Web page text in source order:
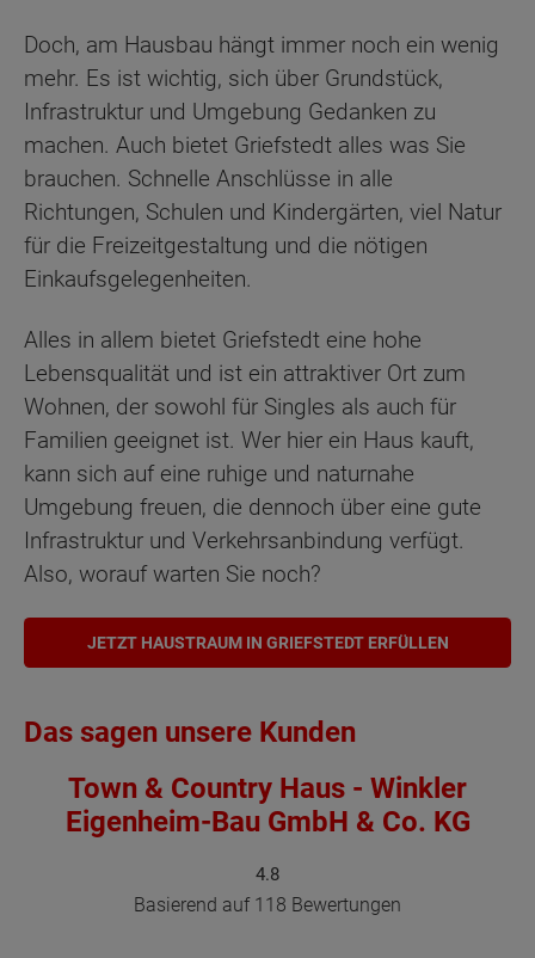
Doch, am Hausbau hängt immer noch ein wenig
mehr. Es ist wichtig, sich über Grundstück,
Infrastruktur und Umgebung Gedanken zu
machen. Auch bietet Griefstedt alles was Sie
brauchen. Schnelle Anschlüsse in alle
Richtungen, Schulen und Kindergärten, viel Natur
für die Freizeitgestaltung und die nötigen
Einkaufsgelegenheiten.
Alles in allem bietet Griefstedt eine hohe
Lebensqualität und ist ein attraktiver Ort zum
Wohnen, der sowohl für Singles als auch für
Familien geeignet ist. Wer hier ein Haus kauft,
kann sich auf eine ruhige und naturnahe
Umgebung freuen, die dennoch über eine gute
Infrastruktur und Verkehrsanbindung verfügt.
Also, worauf warten Sie noch?
JETZT HAUSTRAUM IN GRIEFSTEDT ERFÜLLEN
Das sagen unsere Kunden
Town & Country Haus - Winkler
Eigenheim-Bau GmbH & Co. KG
4.8
Basierend auf 118 Bewertungen